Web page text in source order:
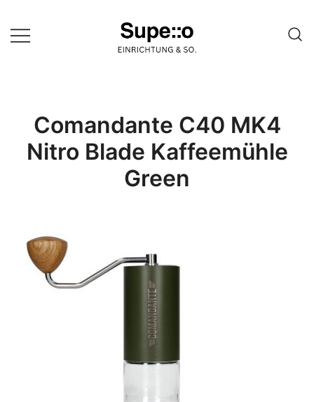
zum
Inhalt
einer Website
Comandante C40 MK4
Nitro Blade Kaffeemühle
Green